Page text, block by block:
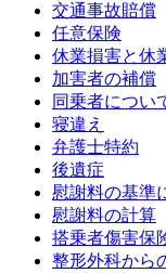
交通事故賠償
任意保険
休業損害と休
加害者の補償
同乗者につい
寝違え
弁護士特約
後遺症
慰謝料の基準
慰謝料の計算
搭乗者傷害保
整形外科から